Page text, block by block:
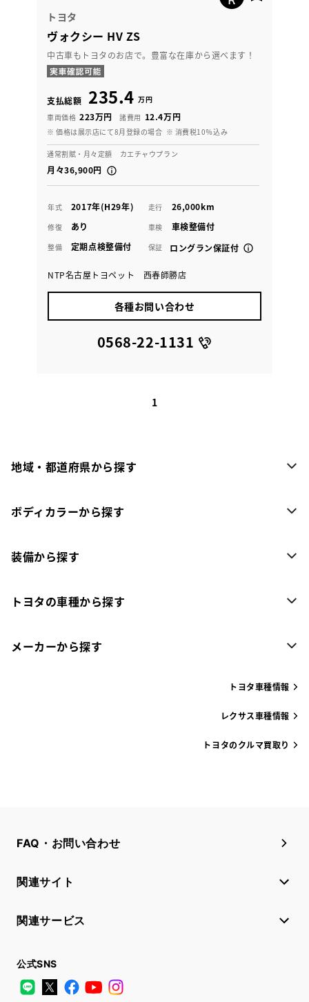
トヨタ
ヴォクシー HV ZS
中古車もトヨタのお店で。豊富な在庫から選べます！
支払総額 235.4 万円
車両価格 223万円 諸費用 12.4万円
※ 価格は展示店にて8月登録の場合 ※ 消費税10％込み
通常割賦・月々定額 カエチャウプラン
月々36,900円
年式 2017年(H29年) 走行 26,000km
修復 あり 車検 車検整備付
整備 定期点検整備付 保証 ロングラン保証付
NTP名古屋トヨペット 西春師勝店
各種お問い合わせ
0568-22-1131
1
地域・都道府県から探す
ボディカラーから探す
装備から探す
トヨタの車種から探す
メーカーから探す
トヨタ車種情報
レクサス車種情報
トヨタのクルマ買取り
FAQ・お問い合わせ
関連サイト
関連サービス
公式SNS
LINE
X FacebookYouTube